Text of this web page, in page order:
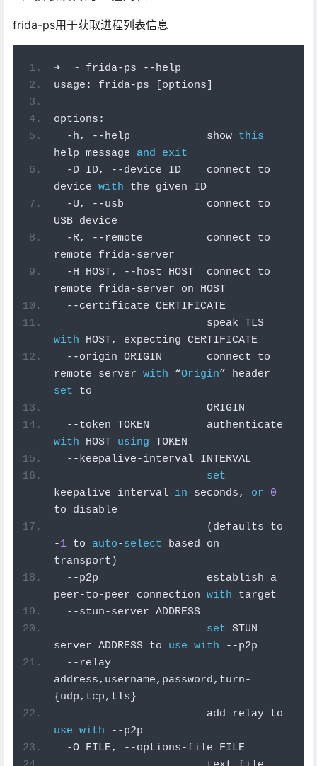
frida-ps用于获取进程列表信息
➜ ~ frida-ps --help
usage : frida-ps options
options :
-h, --help            show this
help message and
exit
-D ID, --device ID    connect to
device with the given ID
-U, --usb             connect to
USB device
-R, --remote          connect to
remote frida-server
-H HOST, --host HOST  connect to
remote frida-server on HOST
--certificate CERTIFICATE
                        speak TLS
with HOST,
expecting CERTIFICATE
--origin ORIGIN       connect to
remote server with “Origin”
set to
                        ORIGIN
--
with HOST using TOKEN
--keepalive-interval INTERVAL
set
keepalive interval in seconds, or
0
to disable
(
-1 to auto-select based on
transport )
--p2p                 establish a
peer-to-peer connection with target
--stun-server ADDRESS
set STUN
server ADDRESS to use with --p2p
--relay
address, username, password, turn-
{ udp, tcp, tls }
use with --p2p
-O FILE, --options-file FILE